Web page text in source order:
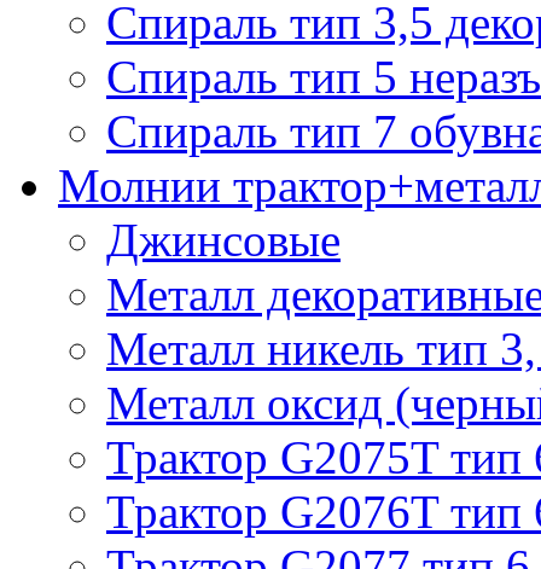
Спираль тип 3,5
Спираль тип 5
Спираль тип 7
Молнии
Джинсовые
Металл
Металл никель тип
Металл оксид
Трактор G2075T тип
Трактор G2076T тип